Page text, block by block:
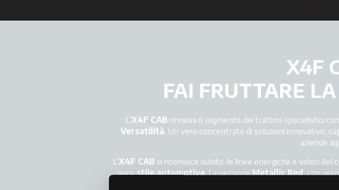
X4F
FAI FRUTTARE
L’X4F CABrinnova il segmento dei trattori specialistici
Versatilità. Un vero concentrato di soluzioni innovative,
aziende
L’X4F CAB si riconosce subito: le linee energiche e veloci
purostile automotive. La versioneMetallic Red, con